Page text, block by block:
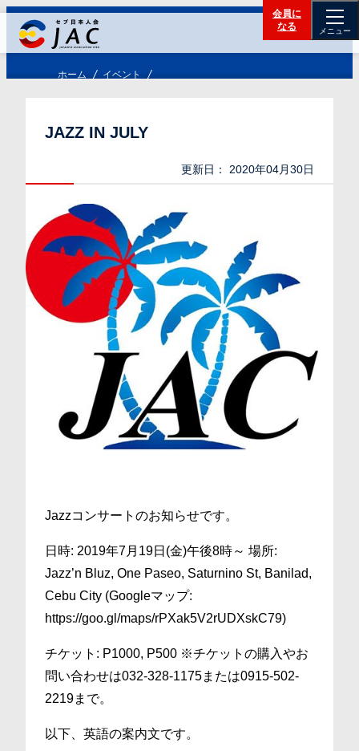
メニュー
会員に
なる
ホーム イベント
JAZZ IN JULY
更新日： 2020年04月30日
Jazzコンサートのお知らせです。
日時: 2019年7月19日(金)午後8時～ 場所:
Jazz’n Bluz, One Paseo, Saturnino St, Banilad,
Cebu City (Googleマップ:
https://goo.gl/maps/rPXak5V2rUDXskC79)
チケット: P1000, P500 ※チケットの購入やお
問い合わせは032-328-1175または0915-502-
2219まで。
以下、英語の案内文です。